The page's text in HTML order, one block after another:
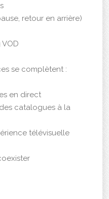
retour en arrière)
se complètent :
en direct
catalogues à la
télévisuelle